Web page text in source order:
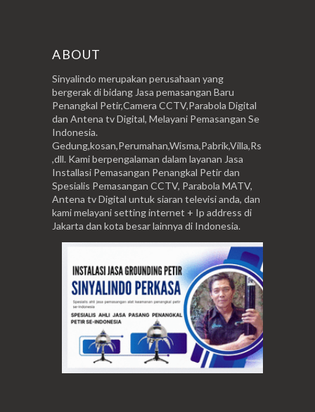
ABOUT
Sinyalindo merupakan perusahaan yang
bergerak di bidang Jasa pemasangan Baru
Penangkal Petir,Camera CCTV,Parabola Digital
dan Antena tv Digital, Melayani Pemasangan Se
Indonesia.
Gedung,kosan,Perumahan,Wisma,Pabrik,Villa,Rs
,dll. Kami berpengalaman dalam layanan Jasa
Installasi Pemasangan Penangkal Petir dan
Spesialis Pemasangan CCTV, Parabola MATV,
Antena tv Digital untuk siaran televisi anda, dan
kami melayani setting internet + Ip address di
Jakarta dan kota besar lainnya di Indonesia.